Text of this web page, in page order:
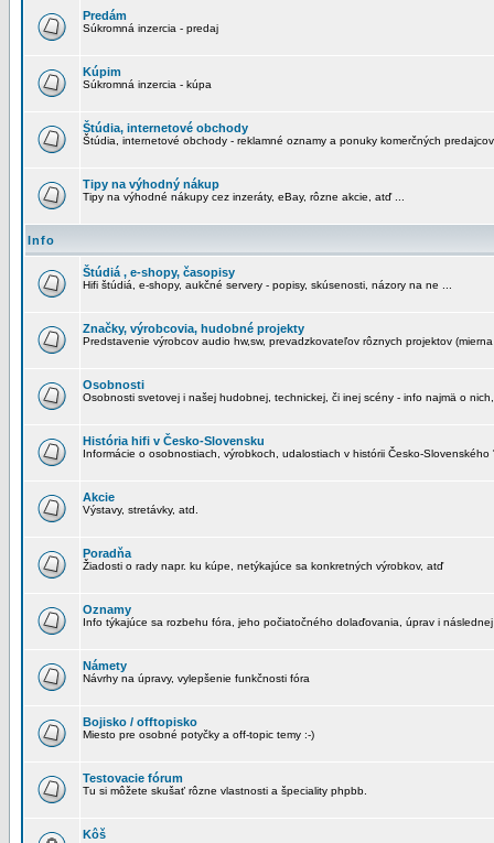
Predám
Súkromná inzercia - predaj
Kúpim
Súkromná inzercia - kúpa
Štúdia, internetové obchody
Štúdia, internetové obchody - reklamné oznamy a ponuky komerčných predajcov
Tipy na výhodný nákup
Tipy na výhodné nákupy cez inzeráty, eBay, rôzne akcie, atď ...
Info
Štúdiá , e-shopy, časopisy
Hifi štúdiá, e-shopy, aukčné servery - popisy, skúsenosti, názory na ne ...
Značky, výrobcovia, hudobné projekty
Predstavenie výrobcov audio hw,sw, prevadzkovateľov rôznych projektov
Osobnosti
Osobnosti svetovej i našej hudobnej, technickej, či inej scény - info najmä o
História hifi v Česko-Slovensku
Informácie o osobnostiach, výrobkoch, udalostiach v histórii Česko-Slovenského
Akcie
Výstavy, stretávky, atd.
Poradňa
Žiadosti o rady napr. ku kúpe, netýkajúce sa konkretných výrobkov, atď
Oznamy
Info týkajúce sa rozbehu fóra, jeho počiatočného dolaďovania, úprav i
Námety
Návrhy na úpravy, vylepšenie funkčnosti fóra
Bojisko / offtopisko
Miesto pre osobné potyčky a off-topic temy :-)
Testovacie fórum
Tu si môžete skušať rôzne vlastnosti a špeciality phpbb.
Kôš